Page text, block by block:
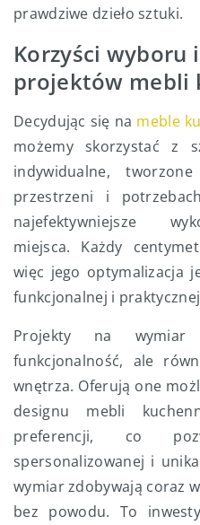
prawdziwe dzieło sztuki.
Korzyści wyboru
projektów mebli
Decydując się na meble
możemy skorzystać z
indywidualne,
przestrzeni i
najefektywniejsze
miejsca. Każdy
więc jego optymalizacja
funkcjonalnej i
Projekty na
funkcjonalność, ale
wnętrza. Oferują one
designu mebli
preferencji, co
spersonalizowanej i
wymiar zdobywają coraz
bez powodu. To